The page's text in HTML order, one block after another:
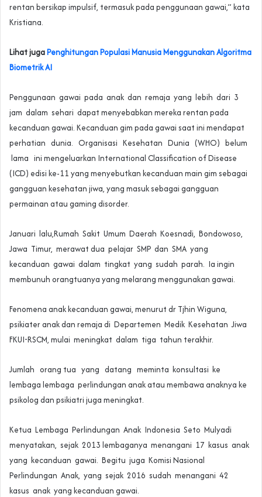
rentan bersikap impulsif, termasuk pada penggunaan gawai,” kata
Kristiana.
Lihat jugaPenghitungan Populasi Manusia Menggunakan Algoritma
Biometrik AI
Penggunaan gawai pada anak dan remaja yang lebih dari 3
jam dalam sehari dapat menyebabkan mereka rentan pada
kecanduan gawai. Kecanduan gim pada gawai saat ini mendapat
perhatian dunia. Organisasi Kesehatan Dunia (WHO) belum
lama ini mengeluarkan International Classification of Disease
(ICD) edisi ke-11 yang menyebutkan kecanduan main gim sebagai
gangguan kesehatan jiwa, yang masuk sebagai gangguan
permainan atau gaming disorder.
Januari lalu,Rumah Sakit Umum Daerah Koesnadi, Bondowoso,
Jawa Timur, merawat dua pelajar SMP dan SMA yang
kecanduan gawai dalam tingkat yang sudah parah. Ia ingin
membunuh orangtuanya yang melarang menggunakan gawai.
Fenomena anak kecanduan gawai, menurut dr Tjhin Wiguna,
psikiater anak dan remaja di Departemen Medik Kesehatan Jiwa
FKUI-RSCM, mulai meningkat dalam tiga tahun terakhir.
Jumlah orang tua yang datang meminta konsultasi ke
lembaga lembaga perlindungan anak atau membawa anaknya ke
psikolog dan psikiatri juga meningkat.
Ketua Lembaga Perlindungan Anak Indonesia Seto Mulyadi
menyatakan, sejak 2013 lembaganya menangani 17 kasus anak
yang kecanduan gawai. Begitu juga Komisi Nasional
Perlindungan Anak, yang sejak 2016 sudah menangani 42
kasus anak yang kecanduan gawai.